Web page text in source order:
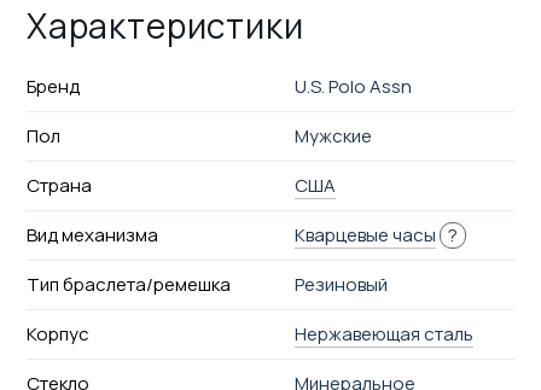
Характеристики
Бренд
U.S. Polo Assn
Пол
Мужские
Страна
США
Вид механизма
Кварцевые часы ?
Тип браслета/ремешка
Резиновый
Корпус
Нержавеющая сталь
Стекло
Минеральное